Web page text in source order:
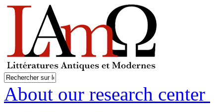
About our research center